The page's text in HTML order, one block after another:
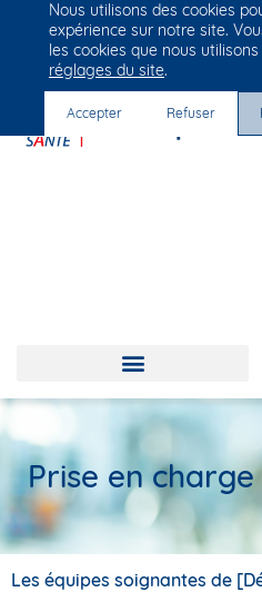
Prise en
Les équipes soignantes de
Nous utilisons des cookies
expérience sur notre site.
les cookies que nous
réglages du site.
Accepter Refuser